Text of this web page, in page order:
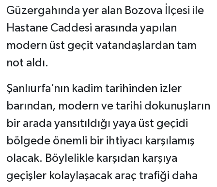
Güzergahında yer alan Bozova İlçesi ile
Hastane Caddesi arasında yapılan
modern üst geçit vatandaşlardan tam
not aldı.
Şanlıurfa’nın kadim tarihinden izler
barından, modern ve tarihi dokunuşların
bir arada yansıtıldığı yaya üst geçidi
bölgede önemli bir ihtiyacı karşılamış
olacak. Böylelikle karşıdan karşıya
geçişler kolaylaşacak araç trafiği daha